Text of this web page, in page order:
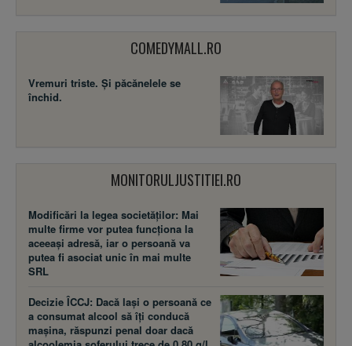
COMEDYMALL.RO
Vremuri triste. Şi păcănelele se
închid.
MONITORULJUSTITIEI.RO
Modificări la legea societăţilor: Mai
multe firme vor putea funcţiona la
aceeaşi adresă, iar o persoană va
putea fi asociat unic în mai multe
SRL
Decizie ÎCCJ: Dacă laşi o persoană ce
a consumat alcool să îţi conducă
maşina, răspunzi penal doar dacă